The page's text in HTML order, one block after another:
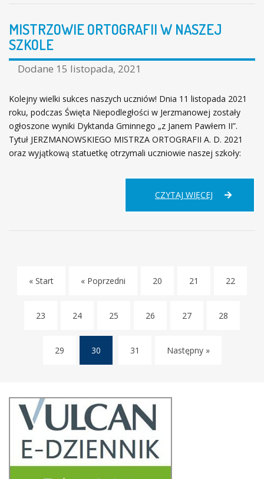
MISTRZOWIE ORTOGRAFII W NASZEJ
SZKOLE
Dodane 15 listopada, 2021
Kolejny wielki sukces naszych uczniów! Dnia 11 listopada 2021
roku, podczas Święta Niepodległości w Jerzmanowej zostały
ogłoszone wyniki Dyktanda Gminnego „z Janem Pawłem II”.
Tytuł JERZMANOWSKIEGO MISTRZA ORTOGRAFII A. D. 2021
oraz wyjątkową statuetkę otrzymali uczniowie naszej szkoły:
CZYTAJ WIĘCEJ MISTRZOWIE
« Start « Poprzedni 20 21 22
23 24 25 26 27 28
29
30
31 Następny »